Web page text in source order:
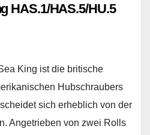
HAS.1/HAS.5/HU.5
King ist die britische
Hubschraubers
sich erheblich von der
Angetrieben von zwei Rolls